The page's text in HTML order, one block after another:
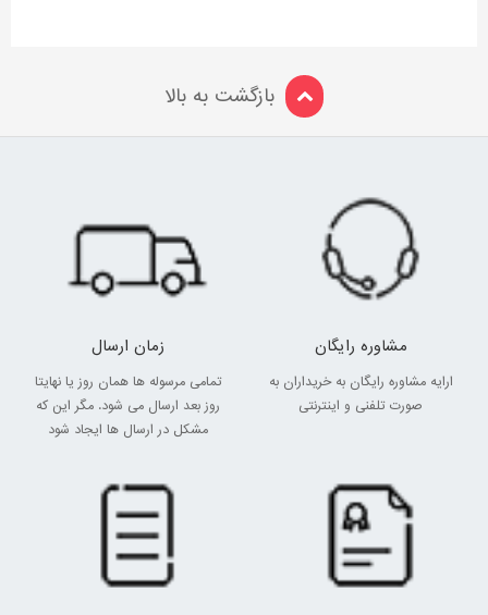
بازگشت به بالا
مشاوره رایگان
ارایه مشاوره رایگان به خریداران به
صورت تلفنی و اینترنتی
زمان ارسال
تمامی مرسوله ها همان روز یا نهایتا
روز بعد ارسال می شود. مگر این که
مشکل در ارسال ها ایجاد شود